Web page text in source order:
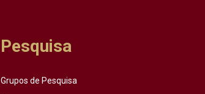
Pesquisa
Grupos de Pesquisa